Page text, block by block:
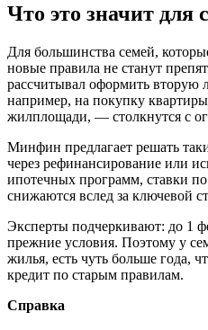
Что это значит для
Для большинства семей,
новые правила не станут
рассчитывал оформить
например, на покупку
жилплощади, — столкнутся с
Минфин предлагает решать
через рефинансирование или
ипотечных программ, ставки
снижаются вслед за ключевой
Эксперты подчеркивают: до 1
прежние условия. Поэтому у
жилья, есть чуть больше года,
кредит по старым правилам.
Справка